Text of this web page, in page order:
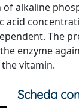
alkaline
acid
The
enzyme
vitamin.
Scheda